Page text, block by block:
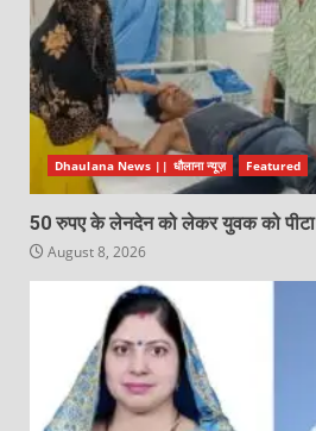
Dhaulana News || धौलाना न्यूज़ Featured
50 रुपए के लेनदेन को लेकर युवक को पीटा
August 8, 2026